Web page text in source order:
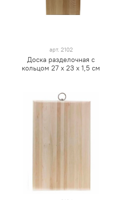
арт. 2102
Доска разделочная с
кольцом 27 х 23 х 1,5 см